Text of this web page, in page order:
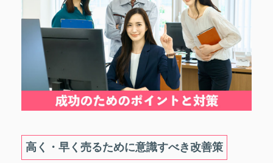
高く・早く売るために意識すべき改善策